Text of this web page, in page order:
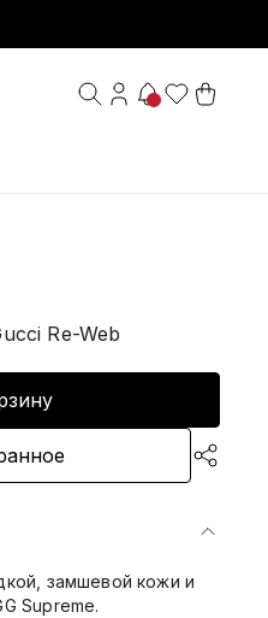
Re-Web
замшевой кожи и
Supreme.